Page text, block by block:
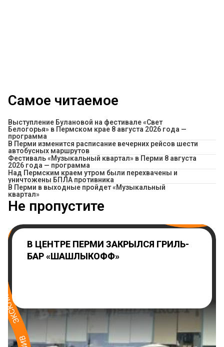
Самое читаемое
Выступление Булановой на фестивале «Свет
Белогорья» в Пермском крае 8 августа 2026 года —
программа
​В Перми изменится расписание вечерних рейсов шести
автобусных маршрутов
Фестиваль «Музыкальный квартал» в Перми 8 августа
2026 года — программа
Над Пермским краем утром были перехвачены и
уничтожены БПЛА противника
В Перми в выходные пройдет «Музыкальный
квартал»
Не пропустите
В ЦЕНТРЕ ПЕРМИ ЗАКРЫЛСЯ ГРИЛЬ-
БАР «ШАШЛЫКОФФ»